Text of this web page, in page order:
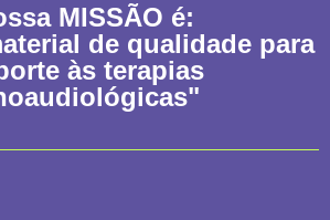
MISSÃO é:
de qualidade para
às terapias